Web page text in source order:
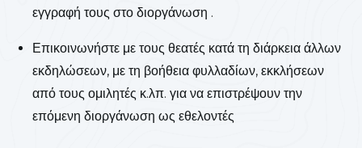
εγγραφή τους στο διοργάνωση .
Επικοινωνήστε με τους θεατές κατά τη διάρκεια άλλων
εκδηλώσεων, με τη βοήθεια φυλλαδίων, εκκλήσεων
από τους ομιλητές κ.λπ. για να επιστρέψουν την
επόμενη διοργάνωση ως εθελοντές